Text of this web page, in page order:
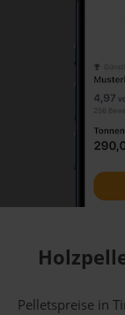
Pelletspreise in